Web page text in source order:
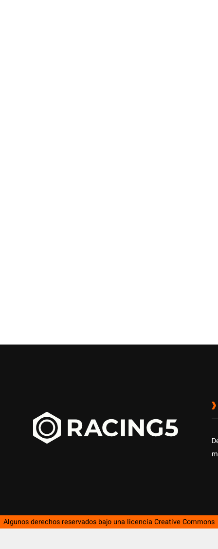
Algunos derechos reservados bajo una licencia Creative Commons